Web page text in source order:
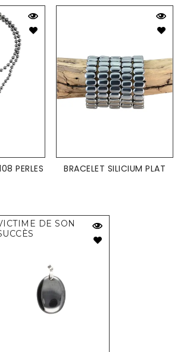
PERLES BRACELET SILICIUM PLAT
DE SON